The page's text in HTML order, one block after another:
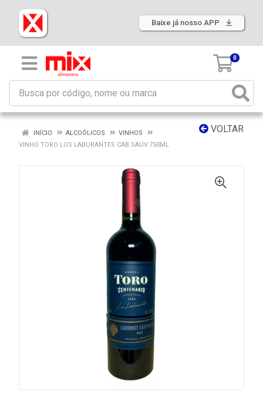
Baixe já nosso APP
0
VOLTAR
INÍCIO ALCOÓLICOS
VINHOS
VINHO TORO LOS LABURANTES CAB.SAUV.750ML